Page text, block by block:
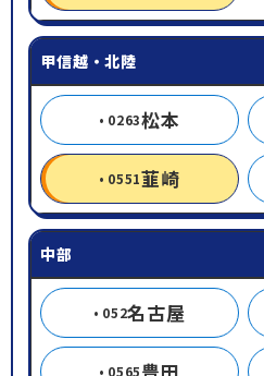
甲信越・北陸
0263松本
0551韮崎
中部
052名古屋
0565